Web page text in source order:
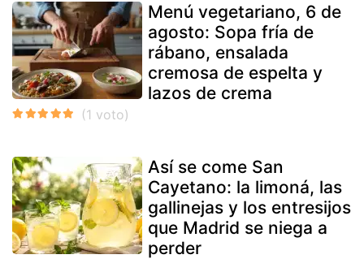
Menú vegetariano, 6 de
agosto: Sopa fría de
rábano, ensalada
cremosa de espelta y
lazos de crema
Así se come San
Cayetano: la limoná, las
gallinejas y los entresijos
que Madrid se niega a
perder